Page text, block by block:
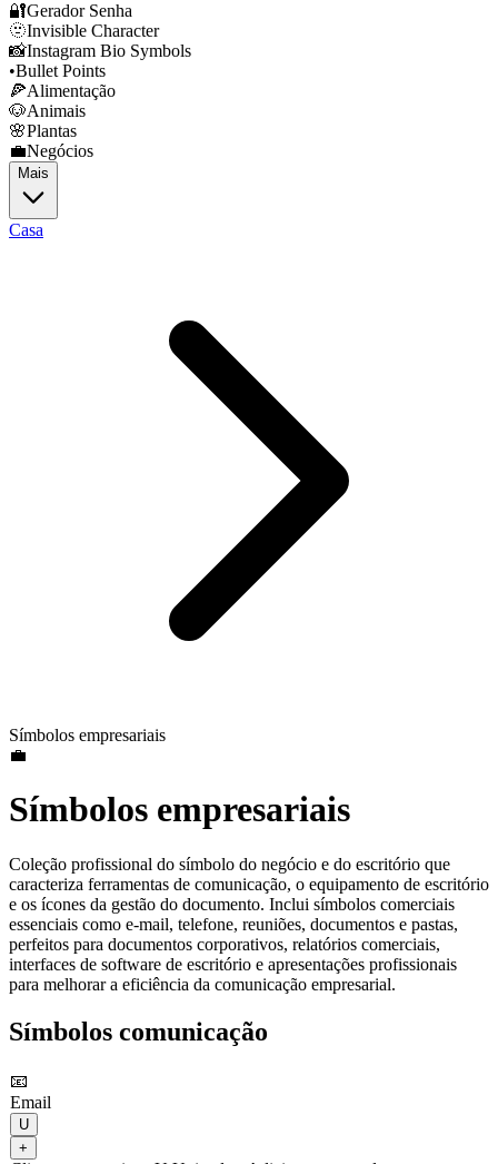
🔐Gerador Senha
🫥Invisible Character
📸Instagram Bio Symbols
•Bullet Points
🍕Alimentação
🐶Animais
🌸Plantas
💼Negócios
Mais
Casa
Símbolos empresariais
💼
Símbolos empresariais
Coleção profissional do símbolo do negócio e do escritório que
caracteriza ferramentas de comunicação, o equipamento de escritório
e os ícones da gestão do documento. Inclui símbolos comerciais
essenciais como e-mail, telefone, reuniões, documentos e pastas,
perfeitos para documentos corporativos, relatórios comerciais,
interfaces de software de escritório e apresentações profissionais
para melhorar a eficiência da comunicação empresarial.
Símbolos comunicação
📧
Email
U
+